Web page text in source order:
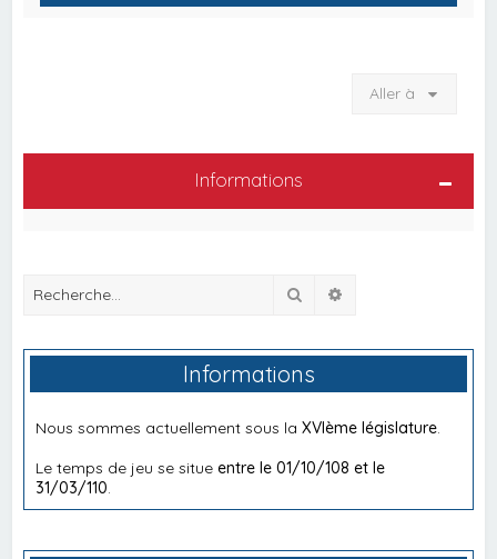
Aller à
Informations
Rechercher
Informations
Nous sommes actuellement sous laXVIème législature
Le temps de jeu se situeentre le 01/10/108 et le
31/03/110